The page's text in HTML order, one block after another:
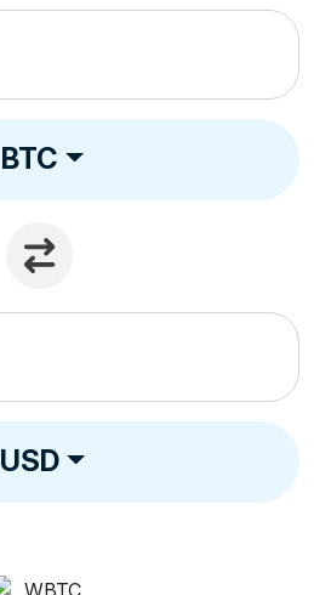
BTC
USD